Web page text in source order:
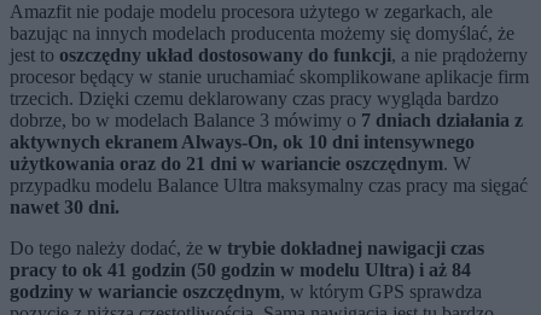
Amazfit nie podaje modelu procesora użytego w zegarkach, ale
bazując na innych modelach producenta możemy się domyślać, że
jest to oszczędny układ dostosowany do funkcji, a nie prądożerny
procesor będący w stanie uruchamiać skomplikowane aplikacje firm
trzecich. Dzięki czemu deklarowany czas pracy wygląda bardzo
dobrze, bo w modelach Balance 3 mówimy o 7 dniach działania z
aktywnych ekranem Always-On, ok 10 dni intensywnego
użytkowania oraz do 21 dni w wariancie oszczędnym. W
przypadku modelu Balance Ultra maksymalny czas pracy ma sięgać
nawet 30 dni.
Do tego należy dodać, że w trybie dokładnej nawigacji czas
pracy to ok 41 godzin (50 godzin w modelu Ultra) i aż 84
godziny w wariancie oszczędnym, w którym GPS sprawdza